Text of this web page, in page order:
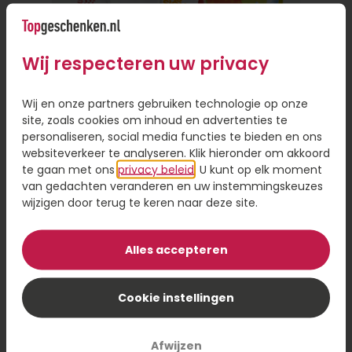
alleen gemakkelijk, want je hoeft de deur niet uit,
maar het bespaart je ook veel tijd. Je hoeft geen
te leggen als de persoon ver weg woont.
Persoonlijke touch toevoegen aan
cadeau
Online een cadeautje versturen is handig, omdat
je de keuze hebt uit een ruim assortiment en je
hoeft niet gehaast een beslissing te nemen. Even
scrollen door het assortiment en een cadeau
sturen op het moment dat voor jou uitkomt. Wil
je een cadeau bezorgen, maar wel iets
persoonlijks toevoegen? Laat je cadeau dan
cadeau. Dit geeft een persoonlijk tintje en maakt
8,95
Bestel
Wij respecteren uw privacy
Wij en onze partners gebruiken technologie op onze
site, zoals cookies om inhoud en advertenties te
personaliseren, social media functies te bieden en ons
websiteverkeer te analyseren. Klik hieronder om akkoord
te gaan met ons privacy beleid . U kunt op elk moment
van gedachten veranderen en uw instemmingskeuzes
wijzigen door terug te keren naar deze site.
Alles accepteren
Cookie instellingen
Afwijzen